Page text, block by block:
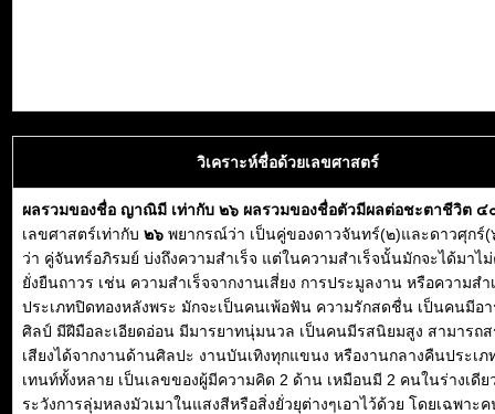
วิเคราะห์ชื่อด้วยเลขศาสตร์
ผลรวมของชื่อ ญาณิมี เท่ากับ ๒๖ ผลรวมของชื่อตัวมีผลต่อชะตาชีวิต ๔
เลขศาสตร์เท่ากับ ๒๖ พยากรณ์ว่า เป็นคู่ของดาวจันทร์(๒)และดาวศุกร์(
ว่า คู่จันทร์อภิรมย์ บ่งถึงความสำเร็จ แต่ในความสำเร็จนั้นมักจะได้มาไ
ยั่งยืนถาวร เช่น ความสำเร็จจากงานเสี่ยง การประมูลงาน หรือความสำ
ประเภทปิดทองหลังพระ มักจะเป็นคนเพ้อฟัน ความรักสดชื่น เป็นคนมีอ
ศิลป์ มีฝีมือละเอียดอ่อน มีมารยาทนุ่มนวล เป็นคนมีรสนิยมสูง สามารถส
เสียงได้จากงานด้านศิลปะ งานบันเทิงทุกแขนง หรืองานกลางคืนประเภ
เทนท์ทั้งหลาย เป็นเลขของผู้มีความคิด 2 ด้าน เหมือนมี 2 คนในร่างเดีย
ระวังการลุ่มหลงมัวเมาในแสงสีหรือสิ่งยั่วยุต่างๆเอาไว้ด้วย โดยเฉพาะ